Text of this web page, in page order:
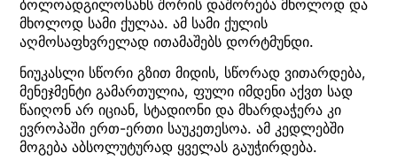
ბოლოადგილოსანს შორის დაშორება მხოლოდ და
მხოლოდ სამი ქულაა. ამ სამი ქულის
აღმოსაფხვრელად ითამაშებს დორტმუნდი.
ნიუკასლი სწორი გზით მიდის, სწორად ვითარდება,
მენეჯმენტი გამართულია, ფული იმდენი აქვთ სად
წაიღონ არ იციან, სტადიონი და მხარდაჭერა კი
ევროპაში ერთ-ერთი საუკეთესოა. ამ კედლებში
მოგება აბსოლუტურად ყველას გაუჭირდება.